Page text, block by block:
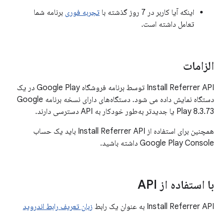
اینکه آیا کاربر در 7 روز گذشته با
تجربه فوری برنامه شما
تعامل داشته است.
الزامات
Install Referrer API توسط برنامه فروشگاه Google Play در یک
دستگاه نمایش داده می شود. دستگاه‌های دارای نسخه برنامه Google
Play 8.3.73 یا جدیدتر به‌طور خودکار به API دسترسی دارند.
همچنین برای استفاده از Install Referrer API باید یک حساب
Google Play Console داشته باشید.
با استفاده از API
Install Referrer API به عنوان یک رابط
زبان تعریف رابط اندروید